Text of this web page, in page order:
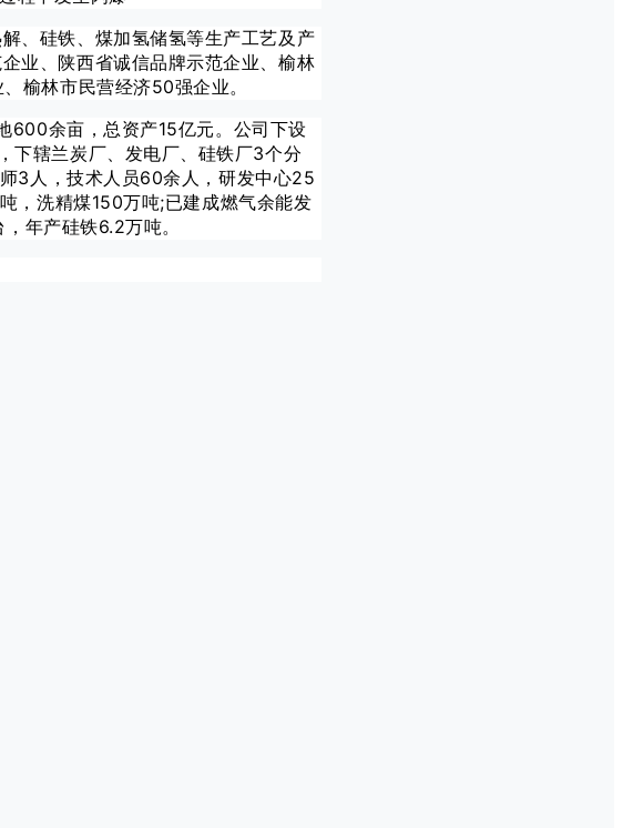
、硅铁、煤加氢储氢等生产工艺及产
业、陕西省诚信品牌示范企业、榆林
榆林市民营经济50强企业。
600余亩，总资产15亿元。公司下设
下辖兰炭厂、发电厂、硅铁厂3个分
3人，技术人员60余人，研发中心25
，洗精煤150万吨;已建成燃气余能发
年产硅铁6.2万吨。